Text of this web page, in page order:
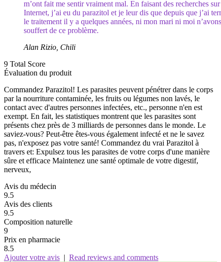
m’ont fait me sentir vraiment mal. En faisant des recherches sur
Internet, j’ai eu du parazitol et je leur dis que depuis que j’ai
le traitement il y a quelques années, ni mon mari ni moi n’avons
souffert de ce problème.
Alan Rizio, Chili
9 Total Score
Évaluation du produit
Commandez Parazitol! Les parasites peuvent pénétrer dans le corps
par la nourriture contaminée, les fruits ou légumes non lavés, le
contact avec d'autres personnes infectées, etc., personne n'en est
exempt. En fait, les statistiques montrent que les parasites sont
présents chez près de 3 milliards de personnes dans le monde. Le
saviez-vous? Peut-être êtes-vous également infecté et ne le savez
pas, n'exposez pas votre santé! Commandez du vrai Parazitol à
travers et: Expulsez tous les parasites de votre corps d'une manière
sûre et efficace Maintenez une santé optimale de votre digestif,
nerveux,
Avis du médecin
9.5
Avis des clients
9.5
Composition naturelle
9
Prix ​​en pharmacie
8.5
Ajouter votre avis | Read reviews and comments